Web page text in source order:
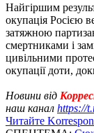
Найгіршим
окупація Росією
затяжною
смертниками і
цивільними
окупації доти,
Новини від
наш канал https://
Читайте